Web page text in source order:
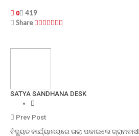
0
419
Share
SATYA SANDHANA DESK
Prev Post
ବିଦ୍ୟୁତ କାର୍ଯ୍ୟାଳୟରେ ତାଲା ପକାଇଲେ ଗ୍ରାମବାସୀ